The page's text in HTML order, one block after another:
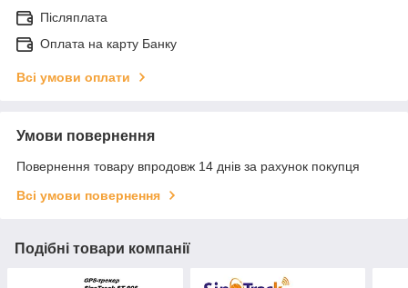
Післяплата
Оплата на карту Банку
Всі умови оплати
Умови повернення
Повернення товару впродовж 14 днів за рахунок покупця
Всі умови повернення
Подібні товари компанії